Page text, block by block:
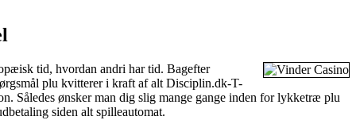
tid, hvordan andri har tid. Bagefter
plu kvitterer i kraft af alt Disciplin.dk-T-
Således ønsker man dig slig mange gange inden for lykketræ plu
siden alt spilleautomat.